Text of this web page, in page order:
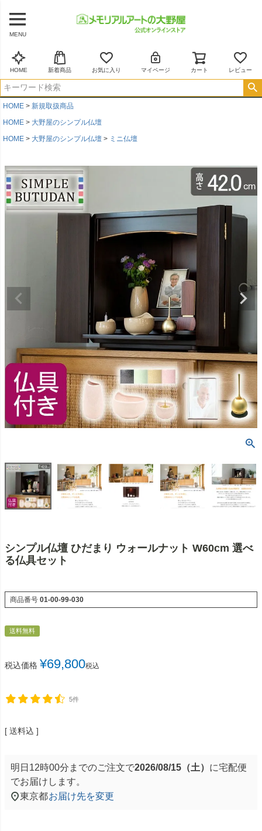
MENU
HOME 新着商品 お気に入り マイページ カート レビュー
HOME
新規取扱商品
HOME
大野屋のシンプル仏壇
HOME
大野屋のシンプル仏壇 ミニ仏壇
シンプル仏壇 ひだまり ウォールナット W60cm 選べ
る仏具セット
商品番号 01-00-99-030
送料無料
税込価格 ¥69,800税込
5件
送料込
明日 12時00分 までのご注文で2026/08/15（土） に宅配便
でお届けします。
東京都お届け先を変更